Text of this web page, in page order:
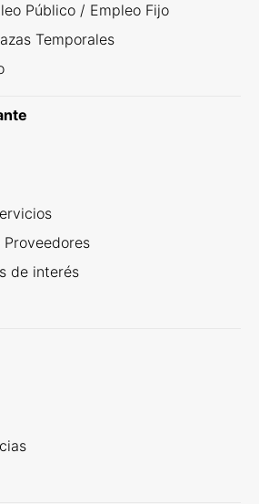
Público / Empleo Fijo
Temporales
de interés